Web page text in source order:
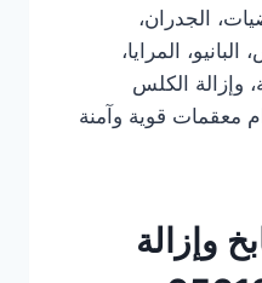
الجدران،
المرايا،
وإزالة الكلس
معقمات قوية وآمنة
وإزالة